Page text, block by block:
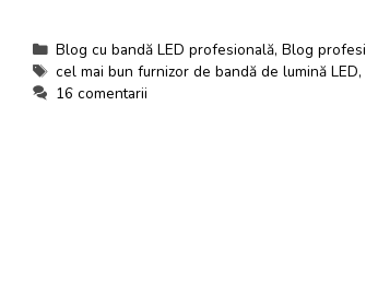
Categorii
Blog cu bandă LED profesională,Blog
Etichete
cel mai bun furnizor de bandă de lumină LED,
16 comentarii